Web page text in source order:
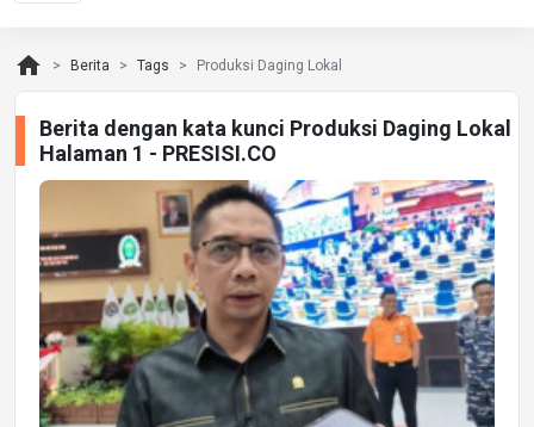
home Berita Tags Produksi Daging Lokal
Berita dengan kata kunci Produksi Daging Lokal
Halaman 1 - PRESISI.CO